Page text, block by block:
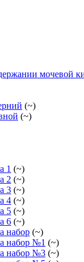
мочевой
(~)
(~)
1 (~)
2 (~)
3 (~)
4 (~)
5 (~)
6 (~)
набор (~)
набор №1 (~)
набор №3 (~)